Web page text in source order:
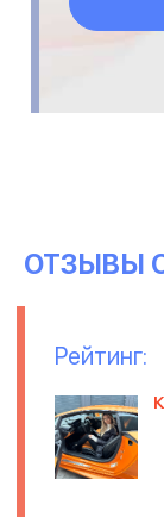
ОТЗЫВЫ
Рейтинг: